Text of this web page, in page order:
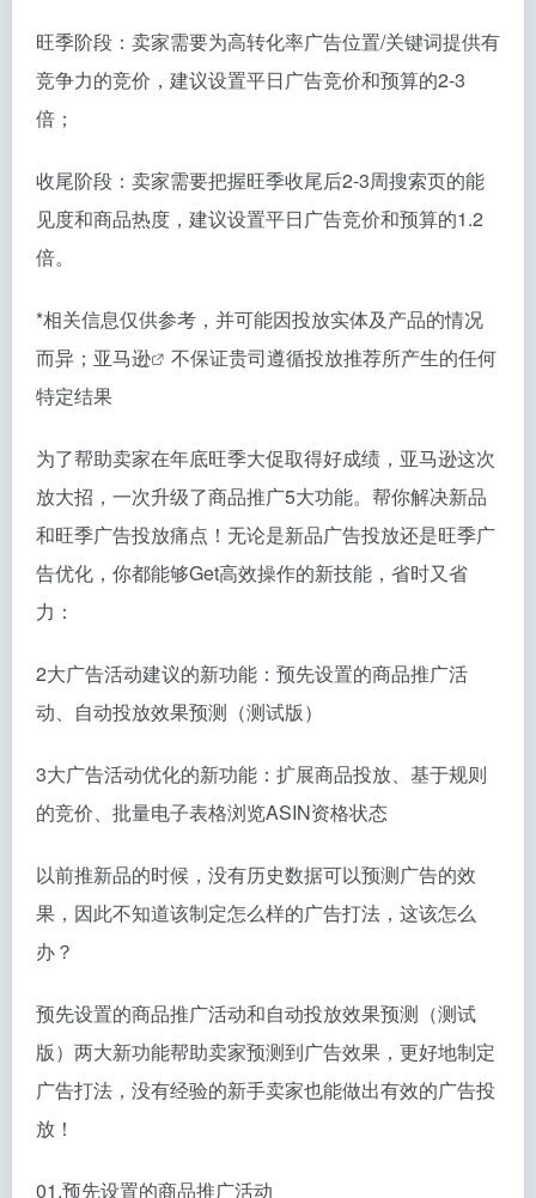
旺季阶段：卖家需要为高转化率广告位置/关键词提供有
竞争力的竞价，建议设置平日广告竞价和预算的2-3
倍；
收尾阶段：卖家需要把握旺季收尾后2-3周搜索页的能
见度和商品热度，建议设置平日广告竞价和预算的1.2
倍。
*相关信息仅供参考，并可能因投放实体及产品的情况
而异； 亚马逊
不保证贵司遵循投放推荐所产生的任何
特定结果
为了帮助卖家在年底旺季大促取得好成绩，亚马逊这次
放大招，一次升级了商品推广5大功能。帮你解决新品
和旺季广告投放痛点！无论是新品广告投放还是旺季广
告优化，你都能够Get高效操作的新技能，省时又省
力：
2大广告活动建议的新功能：预先设置的商品推广活
动、自动投放效果预测（测试版）
3大广告活动优化的新功能：扩展商品投放、基于规则
的竞价、批量电子表格浏览ASIN资格状态
以前推新品的时候，没有历史数据可以预测广告的效
果，因此不知道该制定怎么样的广告打法，这该怎么
办？
预先设置的商品推广活动和自动投放效果预测（测试
版）两大新功能帮助卖家预测到广告效果，更好地制定
广告打法，没有经验的新手卖家也能做出有效的广告投
放！
01.预先设置的商品推广活动